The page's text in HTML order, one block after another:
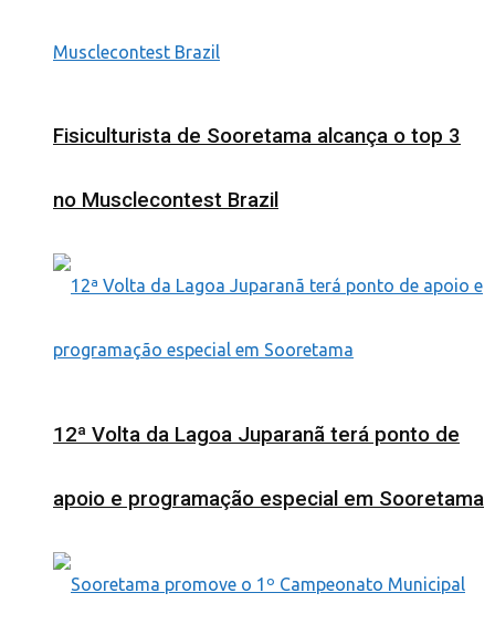
Fisiculturista de Sooretama alcança o top 3
no Musclecontest Brazil
12ª Volta da Lagoa Juparanã terá ponto de
apoio e programação especial em Sooretama